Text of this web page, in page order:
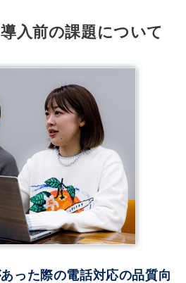
入前の課題について
った際の電話対応の品質向